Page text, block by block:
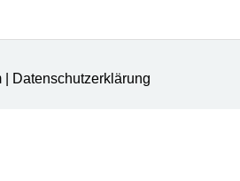
Datenschutzerklärung